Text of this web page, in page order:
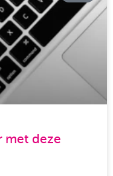
met deze